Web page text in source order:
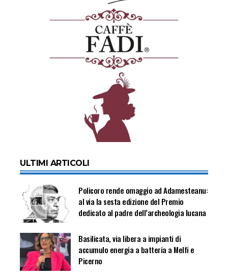
ULTIMI ARTICOLI
Policoro rende omaggio ad Adamesteanu:
al via la sesta edizione del Premio
dedicato al padre dell’archeologia lucana
Basilicata, via libera a impianti di
accumulo energia a batteria a Melfi e
Picerno